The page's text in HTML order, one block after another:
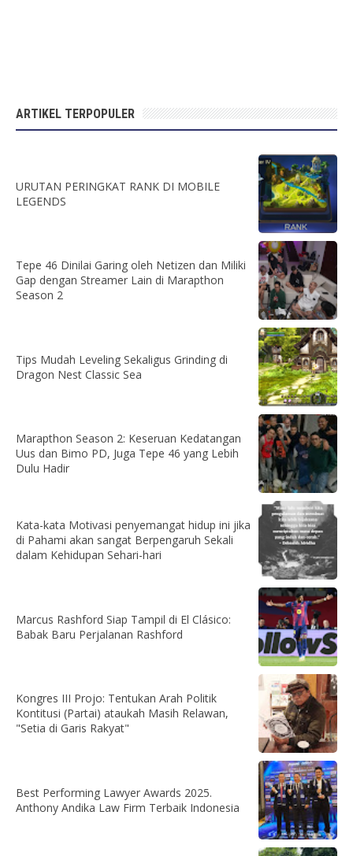
ARTIKEL TERPOPULER
URUTAN PERINGKAT RANK DI MOBILE
LEGENDS
Tepe 46 Dinilai Garing oleh Netizen dan Miliki
Gap dengan Streamer Lain di Marapthon
Season 2
Tips Mudah Leveling Sekaligus Grinding di
Dragon Nest Classic Sea
Marapthon Season 2: Keseruan Kedatangan
Uus dan Bimo PD, Juga Tepe 46 yang Lebih
Dulu Hadir
Kata-kata Motivasi penyemangat hidup ini jika
di Pahami akan sangat Berpengaruh Sekali
dalam Kehidupan Sehari-hari
Marcus Rashford Siap Tampil di El Clásico:
Babak Baru Perjalanan Rashford
Kongres III Projo: Tentukan Arah Politik
Kontitusi (Partai) ataukah Masih Relawan,
"Setia di Garis Rakyat"
Best Performing Lawyer Awards 2025.
Anthony Andika Law Firm Terbaik Indonesia